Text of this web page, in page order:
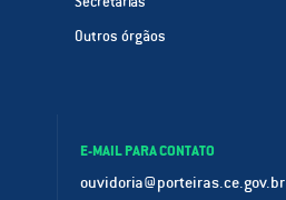
Outros órgãos
E-MAIL PARA CONTATO
ouvidoria@porteiras.ce.gov.br